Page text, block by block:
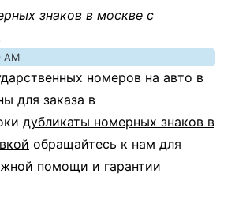
знаков в москве с
AM
номеров на авто в
для заказа в
дубликаты номерных знаков в
обращайтесь к нам для
помощи и гарантии